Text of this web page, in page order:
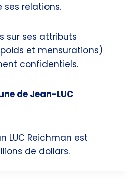
relations.
sur ses attributs
et mensurations)
confidentiels.
de Jean-LUC
LUC Reichman est
de dollars.